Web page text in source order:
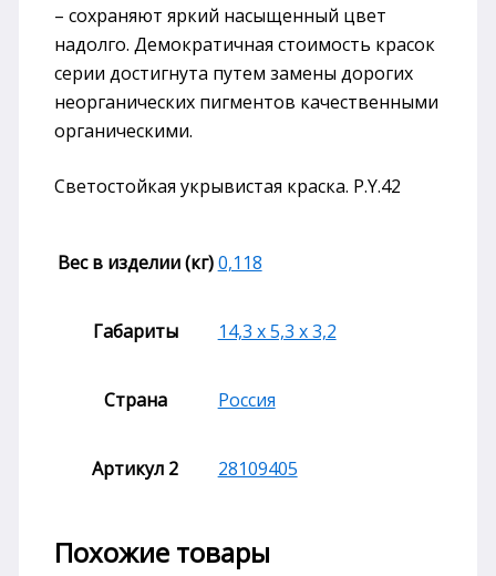
– сохраняют яркий насыщенный цвет
надолго. Демократичная стоимость красок
серии достигнута путем замены дорогих
неорганических пигментов качественными
органическими.
Светостойкая укрывистая краска. P.Y.42
Вес в изделии (кг)0,118
Габариты 14,3 х 5,3 х 3,2
Страна Россия
Артикул 2 28109405
Похожие товары